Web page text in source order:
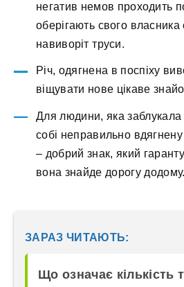
негатив немов проходить
оберігають свого власника
навиворіт труси.
Річ, одягнена в поспіху
віщувати нове цікаве
Для людини, яка заблукала
собі неправильно
– добрий знак, який
вона знайде дорогу додому.
ЗАРАЗ ЧИТАЮТЬ:
Що означає кількість